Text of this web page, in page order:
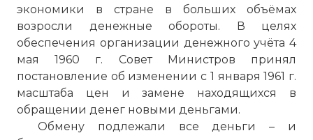
экономики в стране в больших объёмах
возросли денежные обороты. В целях
обеспечения организации денежного учёта 4
мая 1960 г. Совет Министров принял
постановление об изменении с 1 января 1961 г.
масштаба цен и замене находящихся в
обращении денег новыми деньгами.
Обмену подлежали все деньги – и